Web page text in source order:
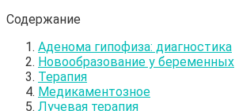
Содержание
Аденома гипофиза: диагностика
Новообразование у беременных
Терапия
Медикаментозное
Лучевая терапия